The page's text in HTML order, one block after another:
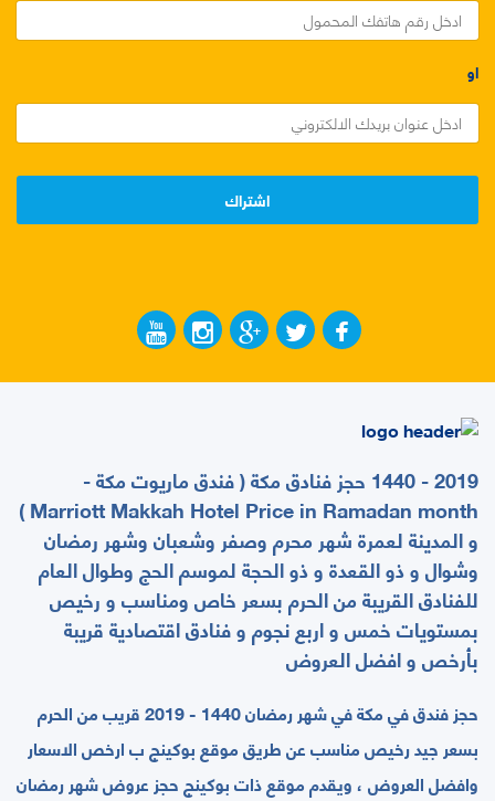
او
2019 - 1440 حجز فنادق مكة ( فندق ماريوت مكة -
Marriott Makkah Hotel Price in Ramadan month )
و المدينة لعمرة شهر محرم وصفر وشعبان وشهر رمضان
وشوال و ذو القعدة و ذو الحجة لموسم الحج وطوال العام
للفنادق القريبة من الحرم بسعر خاص ومناسب و رخيص
بمستويات خمس و اربع نجوم و فنادق اقتصادية قريبة
بأرخص و افضل العروض
حجز فندق في مكة في شهر رمضان 1440 - 2019 قريب من الحرم
بسعر جيد رخيص مناسب عن طريق موقع بوكينج ب ارخص الاسعار
وافضل العروض ، ويقدم ﻣﻮﻗﻊ ﺫﺍﺕ ﺑﻮﻛﻴﻨﺞ حجز عروض شهر رمضان